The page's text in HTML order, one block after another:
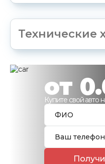
Технические
от
Купите свой авто